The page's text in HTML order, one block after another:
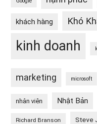
khách hàng Khó
kinh doanh
marketing microsoft
nhân viên Nhật Bản
Richard Branson Steve